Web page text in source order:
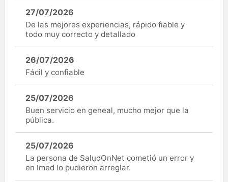
27/07/2026
De las mejores experiencias, rápido fiable y
todo muy correcto y detallado
26/07/2026
Fácil y confiable
25/07/2026
Buen servicio en geneal, mucho mejor que la
pública.
25/07/2026
La persona de SaludOnNet cometió un error y
en Imed lo pudieron arreglar.